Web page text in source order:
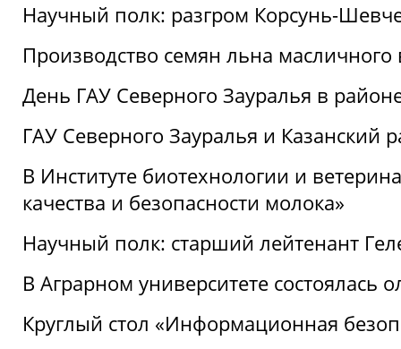
Научный полк: разгром Корсунь-
Производство семян льна
День ГАУ Северного Зауралья в
ГАУ Северного Зауралья и Казанский
В Институте биотехнологии и
качества и безопасности молока»
Научный полк: старший лейтенант
В Аграрном университете состоялась
Круглый стол «Информационная